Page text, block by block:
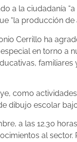
a la ciudadanía
“la producción
Cerrillo ha
en torno a
como actividades
dibujo escolar bajo
a las 12.30
al